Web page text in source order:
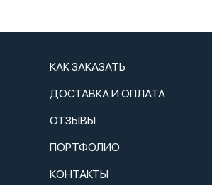
КАК ЗАКАЗАТЬ
ДОСТАВКА И ОПЛАТА
ОТЗЫВЫ
ПОРТФОЛИО
КОНТАКТЫ